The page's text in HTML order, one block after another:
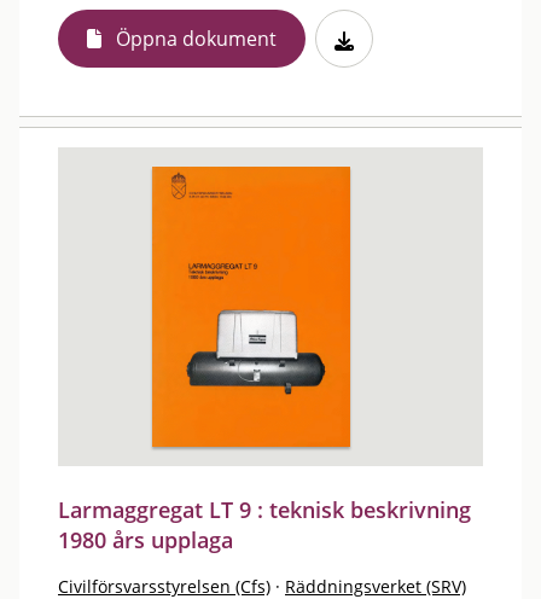
Öppna dokument
Larmaggregat LT 9 : teknisk beskrivning
1980 års upplaga
Civilförsvarsstyrelsen (Cfs) · Räddningsverket (SRV)